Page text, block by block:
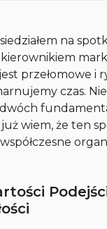
na
kierownikiem
przełomowe i
czas. Nie
dwóch
wiem, że ten